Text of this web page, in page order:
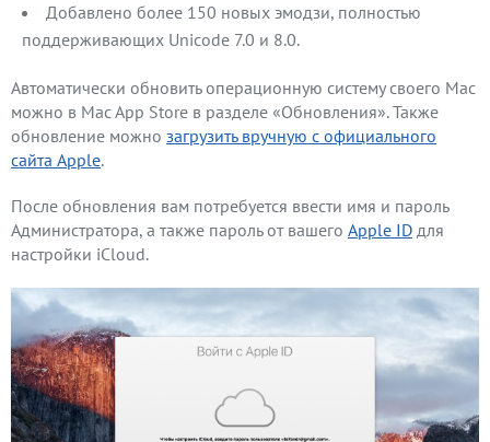
Добавлено более 150 новых эмодзи, полностью
поддерживающих Unicode 7.0 и 8.0.
Автоматически обновить операционную систему своего Mac
можно в Mac App Store в разделе «Обновления». Также
обновление можно загрузить вручную с официального
сайта Apple.
После обновления вам потребуется ввести имя и пароль
Администратора, а также пароль от вашего Apple ID для
настройки iCloud.